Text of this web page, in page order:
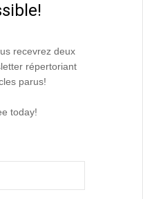
recevrez deux
répertoriant
parus!
today!